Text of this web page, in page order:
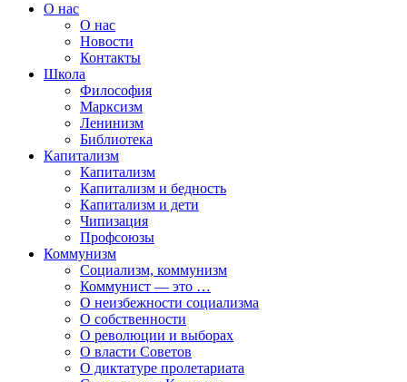
О нас
О нас
Новости
Контакты
Школа
Философия
Марксизм
Ленинизм
Библиотека
Капитализм
Капитализм
Капитализм и бедность
Капитализм и дети
Чипизация
Профсоюзы
Коммунизм
Социализм, коммунизм
Коммунист — это …
О неизбежности социализма
О собственности
О революции и выборах
О власти Советов
О диктатуре пролетариата